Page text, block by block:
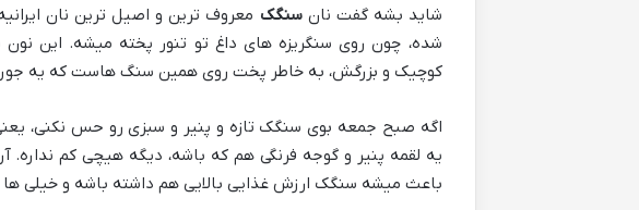
شاید بشه گفت نانسنگک معروف ترین و اصیل ترین نان
شده، چون روی سنگریزه های داغ تو تنور پخته میشه. این
کوچیک و بزرگش، به خاطر پخت روی همین سنگ هاست که یه
اگه صبح جمعه بوی سنگک تازه و پنیر و سبزی رو حس نکنی،
یه لقمه پنیر و گوجه فرنگی هم که باشه، دیگه هیچی کم
باعث میشه سنگک ارزش غذایی بالایی هم داشته باشه و خیلی ها